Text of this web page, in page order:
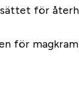
för
för